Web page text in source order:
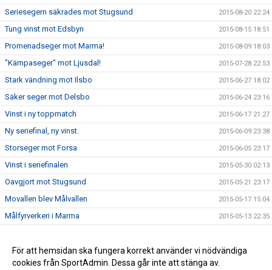
Seriesegern säkrades mot Stugsund 2015-08-20 22:24
Tung vinst mot Edsbyn 2015-08-15 18:51
Promenadseger mot Marma! 2015-08-09 18:03
"Kämpaseger" mot Ljusdal! 2015-07-28 22:53
Stark vändning mot Ilsbo 2015-06-27 18:02
Säker seger mot Delsbo 2015-06-24 23:16
Vinst i ny toppmatch 2015-06-17 21:27
Ny seriefinal, ny vinst. 2015-06-09 23:38
Storseger mot Forsa 2015-06-05 23:17
Vinst i seriefinalen 2015-05-30 02:13
Oavgjort mot Stugsund 2015-05-21 23:17
Movallen blev Målvallen 2015-05-17 15:04
Målfyrverkeri i Marma 2015-05-13 22:35
Storseger i premiären 2015-04-25 18:46
Försäsongen över - Nu kör vi! 2015-04-19 12:26
För att hemsidan ska fungera korrekt använder vi nödvändiga
cookies från SportAdmin. Dessa går inte att stänga av.